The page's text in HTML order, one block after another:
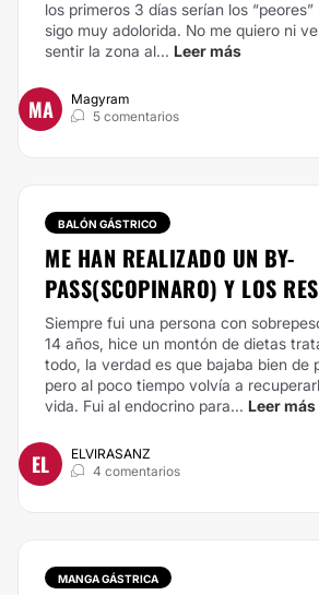
los primeros 3 días serían los
sigo muy adolorida. No me quiero ni
sentir la zona al... Leer más
MA
Magyram
5 comentarios
BALÓN GÁSTRICO
ME HAN REALIZADO UN BY-
PASS(SCOPINARO) Y LOS
Siempre fui una persona con
14 años, hice un montón de dietas
todo, la verdad es que bajaba bien de
pero al poco tiempo volvía a
vida. Fui al endocrino para... Leer más
EL
ELVIRASANZ
4 comentarios
MANGA GÁSTRICA